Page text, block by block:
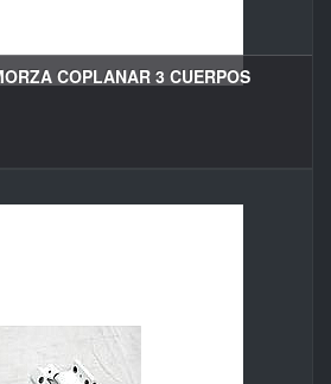
COPLANAR 3 CUERPOS